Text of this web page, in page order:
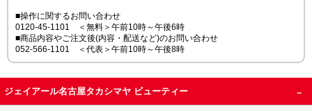
■操作に関するお問い合わせ
0120-45-1101 ＜無料＞午前10時～午後6時
■商品内容やご注文後(内容・配送など)のお問い合わせ
052-566-1101 ＜代表＞午前10時～午後8時
ジェイアール名古屋タカシマヤ ビューティー